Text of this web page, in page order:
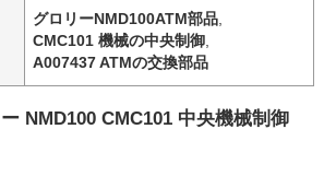
グロリーNMD100ATM部品
CMC101 機械の中央制御
A007437 ATMの交換部品
NMD100 CMC101 中央機械制御